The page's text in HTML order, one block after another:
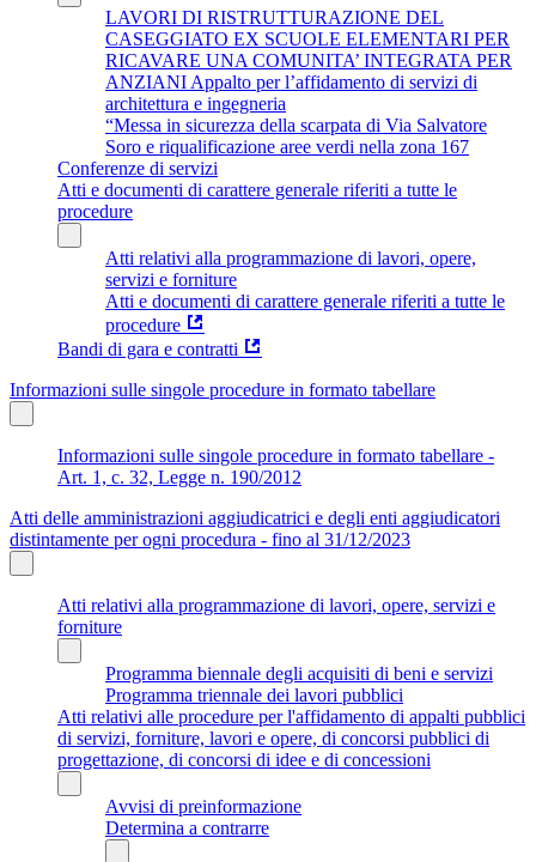
LAVORI DI RISTRUTTURAZIONE DEL
CASEGGIATO EX SCUOLE ELEMENTARI PER
RICAVARE UNA COMUNITA’ INTEGRATA PER
ANZIANI Appalto per l’affidamento di servizi di
architettura e ingegneria
“Messa in sicurezza della scarpata di Via Salvatore
Soro e riqualificazione aree verdi nella zona 167
Conferenze di servizi
Atti e documenti di carattere generale riferiti a tutte le
procedure
Atti relativi alla programmazione di lavori, opere,
servizi e forniture
Atti e documenti di carattere generale riferiti a tutte le
procedure
Bandi di gara e contratti
Informazioni sulle singole procedure in formato tabellare
Informazioni sulle singole procedure in formato tabellare -
Art. 1, c. 32, Legge n. 190/2012
Atti delle amministrazioni aggiudicatrici e degli enti aggiudicatori
distintamente per ogni procedura - fino al 31/12/2023
Atti relativi alla programmazione di lavori, opere, servizi e
forniture
Programma biennale degli acquisiti di beni e servizi
Programma triennale dei lavori pubblici
Atti relativi alle procedure per l'affidamento di appalti pubblici
di servizi, forniture, lavori e opere, di concorsi pubblici di
progettazione, di concorsi di idee e di concessioni
Avvisi di preinformazione
Determina a contrarre